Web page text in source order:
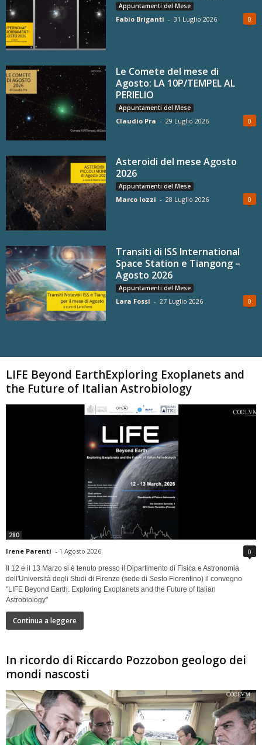
Appuntamenti del Mese
Fabio Briganti - 31 Luglio 2026 0
Le Comete del mese di
Agosto: LA 10P/TEMPEL AL
PERIELIO
Appuntamenti del Mese
Claudio Pra - 29 Luglio 2026 0
Asteroidi del mese Agosto
2026
Appuntamenti del Mese
Marco Iozzi - 28 Luglio 2026 0
Transiti di ISS International
Space Station e Tiangong –
Agosto 2026
Appuntamenti del Mese
Lara Fossi - 27 Luglio 2026 0
LIFE Beyond EarthExploring Exoplanets and
the Future of Italian Astrobiology
280
Irene Parenti - 1 Agosto 2026 0
Il 12 e il 13 Marzo si è tenuto presso il Dipartimento di Fisica e Astronomia
dell'Università degli Studi di Firenze (sede di Sesto Fiorentino) il convegno
"LIFE Beyond Earth. Exploring Exoplanets and the Future of Italian
Astrobiology"
Continua a leggere
In ricordo di Riccardo Pozzobon geologo dei
mondi nascosti